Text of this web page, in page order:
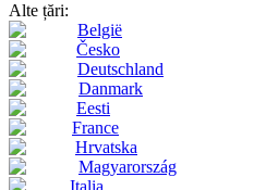
Alte țări:
België
Česko
Deutschland
Danmark
Eesti
France
Hrvatska
Magyarország